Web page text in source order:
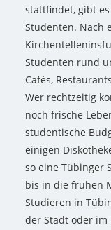
stattfindet, gibt
Studenten. Nach
Studenten rund
Cafés,
Wer rechtzeitig
noch frische
studentische
einigen
so eine Tübinger
bis in die frühen
Studieren in
der Stadt oder im